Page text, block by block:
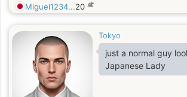
Miguel1234...20 歳
Tokyo
just a normal guy
Japanese Lady